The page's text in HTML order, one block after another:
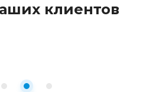
клиентов